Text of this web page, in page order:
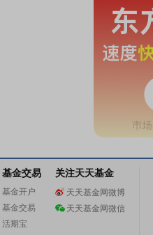
基金交易
基金开户
基金交易
活期宝
关注天天基金
天天基金网微博
天天基金网微信